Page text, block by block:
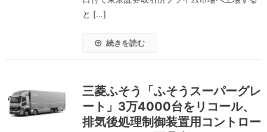
と […]
続きを読む
三菱ふそう「ふそうスーパーグレ
ート」3万4000台をリコール、
排気後処理制御装置用コントロー